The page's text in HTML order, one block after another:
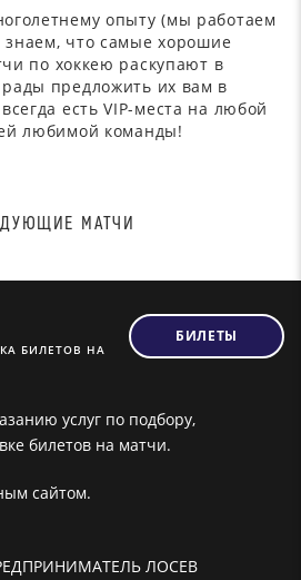
опыту (мы работаем
знаем, что самые хорошие
по хоккею раскупают в
предложить их вам в
есть VIP-места на любой
любимой команды!
МАТЧИ
БИЛЕТОВ НА
БИЛЕТЫ
услуг по подбору,
билетов на матчи.
сайтом.
ЛОСЕВ